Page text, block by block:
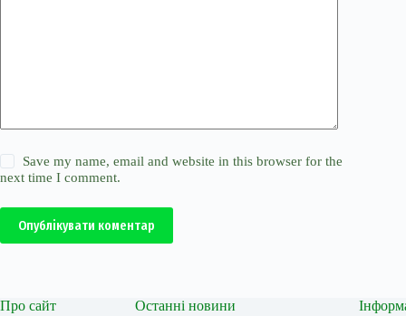
Save my name, email and website in this browser for the
next time I comment.
Опублікувати коментар
Про сайт Останні новини